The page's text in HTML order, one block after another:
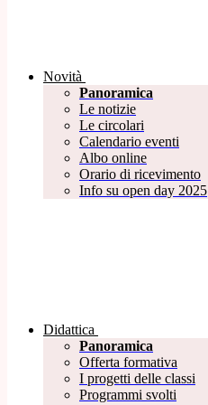
Novità
Panoramica
Le notizie
Le circolari
Calendario eventi
Albo online
Orario di ricevimento
Info su open day 2025
Didattica
Panoramica
Offerta formativa
I progetti delle classi
Programmi svolti